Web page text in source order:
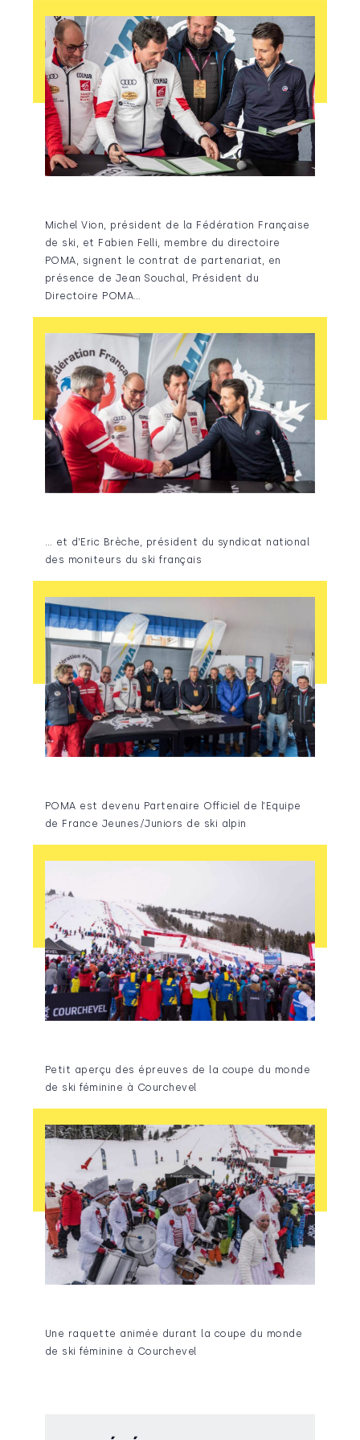
Michel Vion, président de la Fédération Française
de ski, et Fabien Felli, membre du directoire
POMA, signent le contrat de partenariat, en
présence de Jean Souchal, Président du
Directoire POMA…
… et d’Eric Brèche, président du syndicat national
des moniteurs du ski français
POMA est devenu Partenaire Officiel de l’Equipe
de France Jeunes/Juniors de ski alpin
Petit aperçu des épreuves de la coupe du monde
de ski féminine à Courchevel
Une raquette animée durant la coupe du monde
de ski féminine à Courchevel